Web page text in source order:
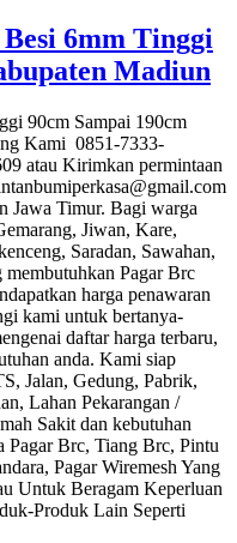
6mm Tinggi
Madiun
90cm Sampai 190cm
Kami 0851-7333-
atau Kirimkan permintaan
Jawa Timur. Bagi warga
Jiwan, Kare,
Saradan, Sawahan,
Pagar Brc
harga penawaran
kami untuk bertanya-
daftar harga terbaru,
anda. Kami siap
Jalan, Gedung, Pabrik,
Lahan Pekarangan /
Sakit dan kebutuhan
Pagar Brc, Tiang Brc, Pintu
Pagar Wiremesh Yang
Untuk Beragam Keperluan
Produk Lain Seperti